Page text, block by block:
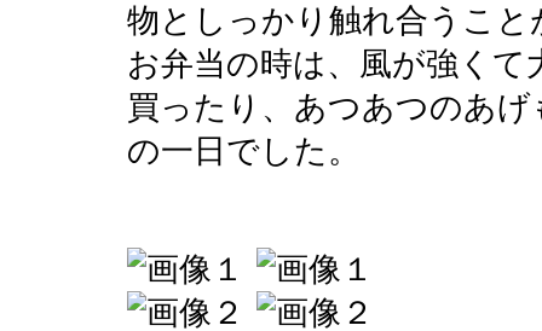
物としっかり触れ合うこ
お弁当の時は、風が強く
買ったり、あつあつのあ
の一日でした。